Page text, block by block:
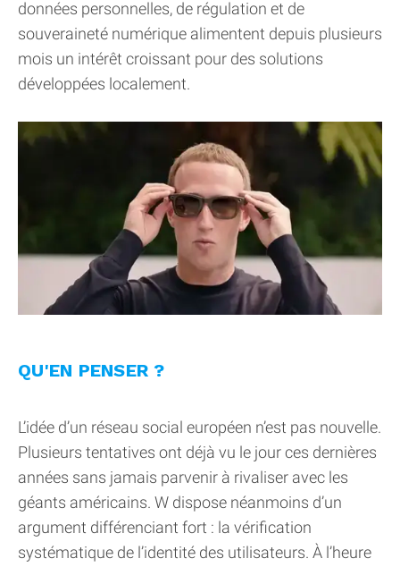
données personnelles, de régulation et de
souveraineté numérique alimentent depuis plusieurs
mois un intérêt croissant pour des solutions
développées localement.
QU'EN PENSER ?
L’idée d’un réseau social européen n’est pas nouvelle.
Plusieurs tentatives ont déjà vu le jour ces dernières
années sans jamais parvenir à rivaliser avec les
géants américains. W dispose néanmoins d’un
argument différenciant fort : la vérification
systématique de l’identité des utilisateurs. À l’heure